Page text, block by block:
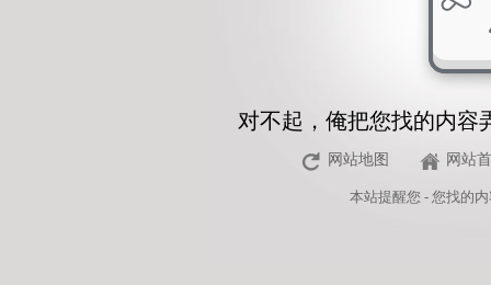
对不起，俺把您找的内容
网站地图 网站
本站提醒您 - 您找的